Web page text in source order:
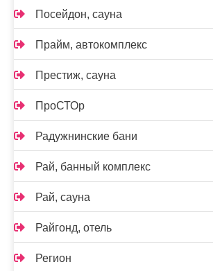
Посейдон, сауна
Прайм, автокомплекс
Престиж, сауна
ПроСТОр
Радужнинские бани
Рай, банный комплекс
Рай, сауна
Райгонд, отель
Регион